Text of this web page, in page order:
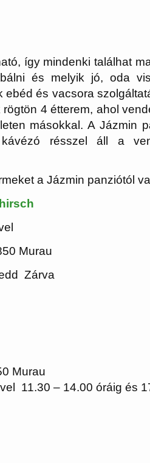
így mindenki találhat
és melyik jó, oda
ebéd és vacsora
4 étterem, ahol
másokkal. A Jázmin
résszel áll a
a Jázmin panziótól
Murau
Zárva
Murau
11.30 – 14.00 óráig és